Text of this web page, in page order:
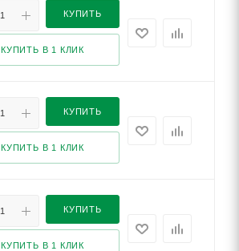
КУПИТЬ
КУПИТЬ В 1 КЛИК
КУПИТЬ
КУПИТЬ В 1 КЛИК
КУПИТЬ
КУПИТЬ В 1 КЛИК